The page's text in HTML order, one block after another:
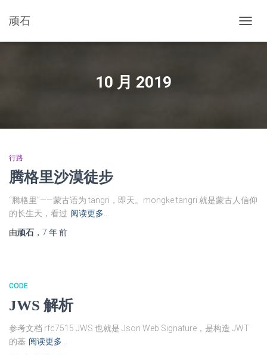
顽石
换
10 月 2019
行路
腾格里沙漠徒步
“腾格里”——蒙古语为 tangri，即天。mongke tangri 就是蒙古人信仰
的长生天，看过 阅读更多…
由顽石 ， 7 年前
CODE
JWS 解析
参考文档 rfc7515 JWS 也就是 Json Web Signature，是构造 JWT
的基 阅读更多…